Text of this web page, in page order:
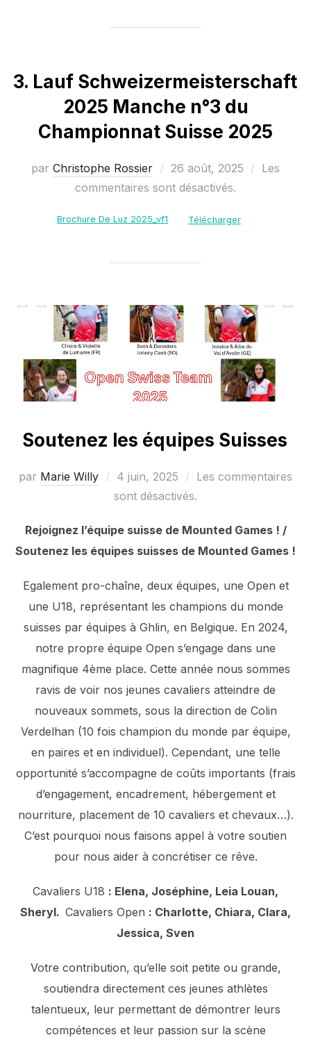
3. Lauf Schweizermeisterschaft
2025 Manche n°3 du
Championnat Suisse 2025
par Christophe Rossier
Publié
le
26 août, 2025
Les
commentaires sont désactivés.
Brochure De Luz 2025_vf1 Télécharger
Soutenez les équipes Suisses
par Marie Willy
Publié
le
4 juin, 2025
Les commentaires
sont désactivés.
Rejoignez l’équipe suisse de Mounted Games ! /
Soutenez les équipes suisses de Mounted Games !
Egalement pro-chaîne, deux équipes, une Open et
une U18, représentant les champions du monde
suisses par équipes à Ghlin, en Belgique. En 2024,
notre propre équipe Open s’engage dans une
magnifique 4ème place. Cette année nous sommes
ravis de voir nos jeunes cavaliers atteindre de
nouveaux sommets, sous la direction de Colin
Verdelhan (10 fois champion du monde par équipe,
en paires et en individuel). Cependant, une telle
opportunité s’accompagne de coûts importants (frais
d’engagement, encadrement, hébergement et
nourriture, placement de 10 cavaliers et chevaux…).
C’est pourquoi nous faisons appel à votre soutien
pour nous aider à concrétiser ce rêve.
Cavaliers U18 : Elena, Joséphine, Leia Louan,
Sheryl. Cavaliers Open : Charlotte, Chiara, Clara,
Jessica, Sven
Votre contribution, qu’elle soit petite ou grande,
soutiendra directement ces jeunes athlètes
talentueux, leur permettant de démontrer leurs
compétences et leur passion sur la scène